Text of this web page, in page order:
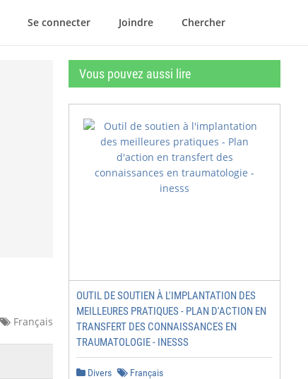
Se connecter Joindre Chercher
Français
Vous pouvez aussi lire
OUTIL DE SOUTIEN À L'IMPLANTATION DES
MEILLEURES PRATIQUES - PLAN D'ACTION EN
TRANSFERT DES CONNAISSANCES EN
TRAUMATOLOGIE - INESSS
Divers Français